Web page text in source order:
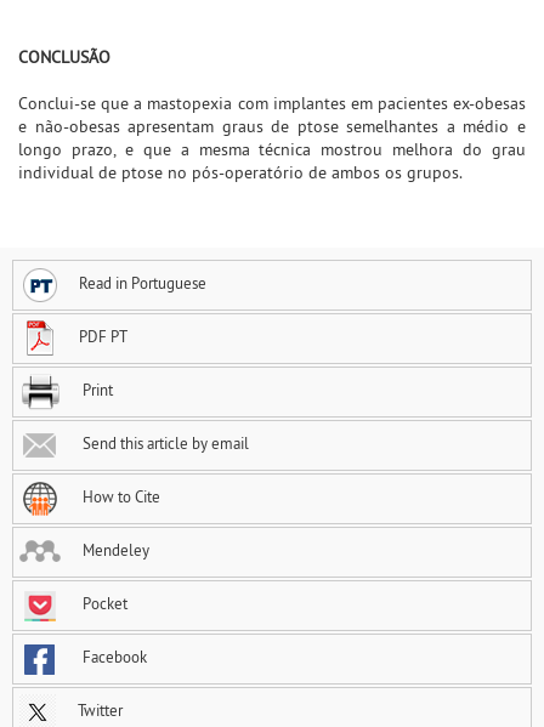
CONCLUSÃO
Conclui-se que a mastopexia com implantes em pacientes ex-obesas
e não-obesas apresentam graus de ptose semelhantes a médio e
longo prazo, e que a mesma técnica mostrou melhora do grau
individual de ptose no pós-operatório de ambos os grupos.
Read in Portuguese
PDF PT
Print
Send this article by email
How to Cite
Mendeley
Pocket
Facebook
Twitter